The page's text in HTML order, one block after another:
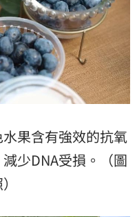
果含有強效的抗氧
少DNA受損。（圖